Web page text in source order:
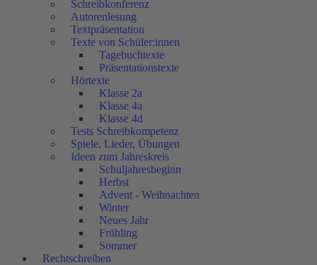
Schreibkonferenz
Autorenlesung
Textpräsentation
Texte von Schüler:innen
Tagebuchtexte
Präsentationstexte
Hörtexte
Klasse 2a
Klasse 4a
Klasse 4d
Tests Schreibkompetenz
Spiele, Lieder, Übungen
Ideen zum Jahreskreis
Schuljahresbeginn
Herbst
Advent - Weihnachten
Winter
Neues Jahr
Frühling
Sommer
Rechtschreiben